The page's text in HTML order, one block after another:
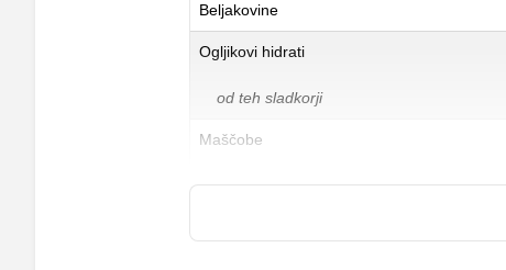
Beljakovine
Ogljikovi hidrati
od teh sladkorji
Maščobe
od teh nasičene maščobne kisline